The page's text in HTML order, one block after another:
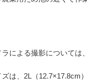
による撮影については
は、2L（12.7×17.8cm